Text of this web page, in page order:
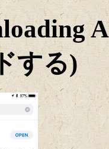
する)